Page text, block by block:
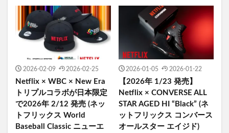
2026-02-09 2026-02-25
Netflix × WBC × New Era
トリプルコラボが日本限定
で2026年 2/12 発売 (ネッ
トフリックス World
Baseball Classic ニューエ
2026-01-05 2026-01-22
【2026年 1/23 発売】
Netflix × CONVERSE ALL
STAR AGED HI “Black” (ネ
ットフリックス コンバース
オールスター エイジド)